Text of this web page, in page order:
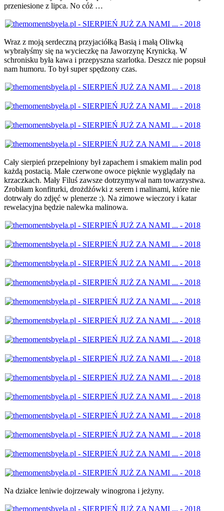
przeniesione z lipca. No cóż …
Wraz z moją serdeczną przyjaciółką Basią i małą Oliwką
wybrałyśmy się na wycieczkę na Jaworzynę Krynicką. W
schronisku była kawa i przepyszna szarlotka. Deszcz nie popsuł
nam humoru. To był super spędzony czas.
Cały sierpień przepełniony był zapachem i smakiem malin pod
każdą postacią. Małe czerwone owoce pięknie wyglądały na
krzaczkach. Mały Filuś zawsze dotrzymywał nam towarzystwa.
Zrobiłam konfiturki, drożdżówki z serem i malinami, które nie
dotrwały do zdjęć w plenerze :). Na zimowe wieczory i katar
rewelacyjna będzie nalewka malinowa.
Na działce leniwie dojrzewały winogrona i jeżyny.